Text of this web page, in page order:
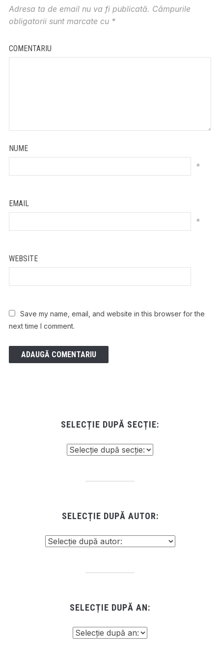
Adresa ta de email nu va fi publicată. Câmpurile
obligatorii sunt marcate cu *
COMENTARIU
NUME
*
EMAIL
*
WEBSITE
Save my name, email, and website in this browser for the
next time I comment.
SELECȚIE DUPĂ SECȚIE:
SELECȚIE DUPĂ AUTOR:
SELECȚIE DUPĂ AN: